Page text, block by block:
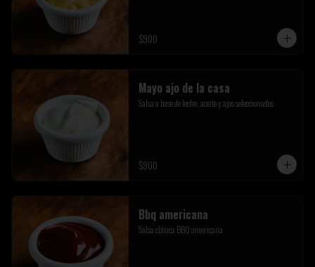
$900
Mayo ajo de la casa
Salsa a base de leche, aceite y ajos seleccionados
$900
Bbq americana
Salsa clásica BBQ americana